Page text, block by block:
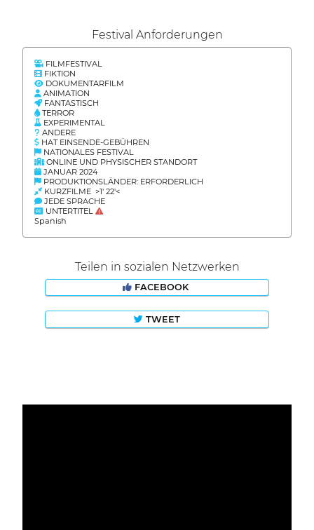
Festival Anforderungen
FILMFESTIVAL
FIKTION
DOKUMENTARFILM
ANIMATION
FANTASTISCH
TERROR
EXPERIMENTAL
ANDERE
HAT EINSENDE-GEBÜHREN
NATIONALES FESTIVAL
ONLINE UND PHYSISCHER STANDORT
JANUAR 2024
PRODUKTIONSLÄNDER: ERFORDERLICH
KURZFILME >1' 22'<
JEDE SPRACHE
UNTERTITEL
Spanish
Teilen in sozialen Netzwerken
FACEBOOK
TWEET